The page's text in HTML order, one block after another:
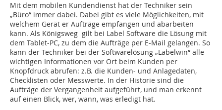
Mit dem mobilen Kundendienst hat der Techniker sein
„Büro“ immer dabei. Dabei gibt es viele Möglichkeiten, mit
welchem Gerät er Aufträge empfangen und abarbeiten
kann. Als Königsweg gilt bei Label Software die Lösung mit
dem Tablet-PC, zu dem die Aufträge per E-Mail gelangen. So
kann der Techniker bei der Softwarelösung „Labelwin“ alle
wichtigen Informationen vor Ort beim Kunden per
Knopfdruck abrufen: z.B. die Kunden- und Anlagedaten,
Checklisten oder Messwerte. In der Historie sind die
Aufträge der Vergangenheit aufgeführt, und man erkennt
auf einen Blick, wer, wann, was erledigt hat.